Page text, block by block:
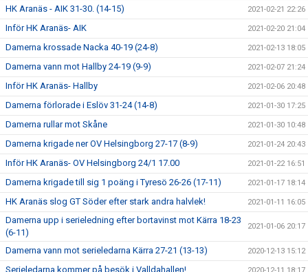
HK Aranäs - AIK 31-30. (14-15) 2021-02-21 22:26
Inför HK Aranäs- AIK 2021-02-20 21:04
Damerna krossade Nacka 40-19 (24-8) 2021-02-13 18:05
Damerna vann mot Hallby 24-19 (9-9) 2021-02-07 21:24
Inför HK Aranäs- Hallby 2021-02-06 20:48
Damerna förlorade i Eslöv 31-24 (14-8) 2021-01-30 17:25
Damerna rullar mot Skåne 2021-01-30 10:48
Damerna krigade ner OV Helsingborg 27-17 (8-9) 2021-01-24 20:43
Inför HK Aranäs- OV Helsingborg 24/1 17.00 2021-01-22 16:51
Damerna krigade till sig 1 poäng i Tyresö 26-26 (17-11) 2021-01-17 18:14
HK Aranäs slog GT Söder efter stark andra halvlek! 2021-01-11 16:05
Damerna upp i serieledning efter bortavinst mot Kärra 18-23
(6-11)
2021-01-06 20:17
Damerna vann mot serieledarna Kärra 27-21 (13-13) 2020-12-13 15:12
Serieledarna kommer på besök i Valldahallen!